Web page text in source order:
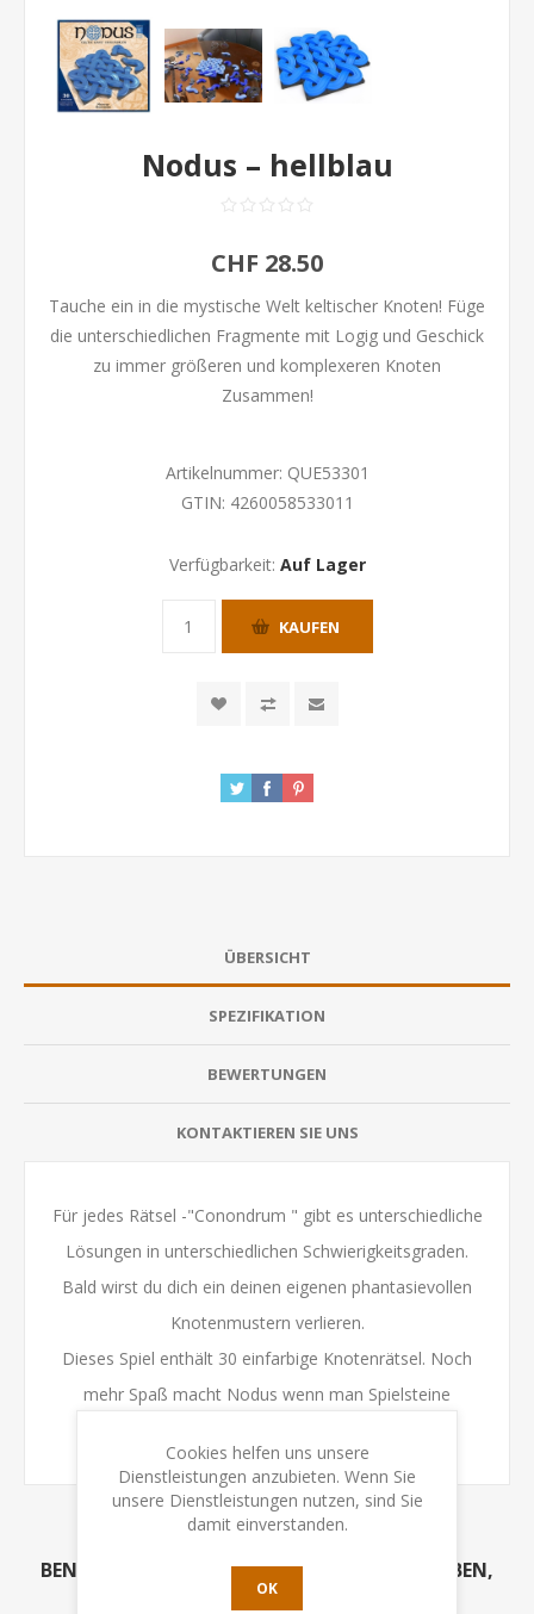
Nodus – hellblau
CHF 28.50
Tauche ein in die mystische Welt keltischer Knoten! Füge
die unterschiedlichen Fragmente mit Logig und Geschick
zu immer größeren und komplexeren Knoten
Zusammen!
Artikelnummer: QUE53301
GTIN: 4260058533011
Verfügbarkeit: Auf Lager
KAUFEN
ÜBERSICHT
SPEZIFIKATION
BEWERTUNGEN
KONTAKTIEREN SIE UNS
Für jedes Rätsel -"Conondrum " gibt es unterschiedliche
Lösungen in unterschiedlichen Schwierigkeitsgraden.
Bald wirst du dich ein deinen eigenen phantasievollen
Knotenmustern verlieren.
Dieses Spiel enthält 30 einfarbige Knotenrätsel. Noch
mehr Spaß macht Nodus wenn man Spielsteine
BENUTZER, DIE DIESEN ARTIKEL GEKAUFT HABEN,
HABEN AUCH GEKAUFT
Cookies helfen uns unsere
Dienstleistungen anzubieten. Wenn Sie
unsere Dienstleistungen nutzen, sind Sie
damit einverstanden.
OK